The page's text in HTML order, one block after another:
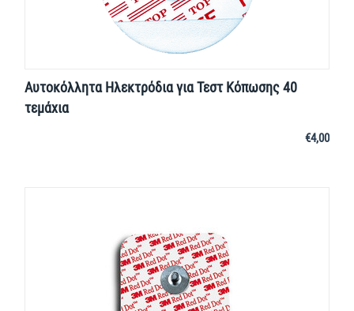
Αυτοκόλλητα Ηλεκτρόδια για Τεστ Κόπωσης 40
τεμάχια
€4,00